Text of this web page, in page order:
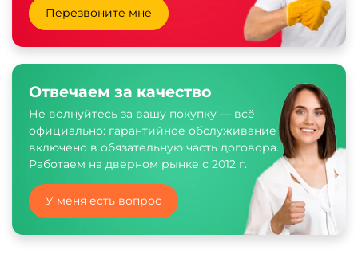
Перезвоните мне
Отвечаем за качество
Не волнуйтесь за вашу покупку — всё
официально: гарантийное обслуживание
включено в обязательную часть договора.
Работаем на дверном рынке с 2012 г.
У меня есть вопрос